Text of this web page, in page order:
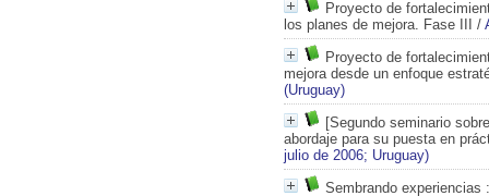
Proyecto de
los planes de mejora. Fase III
/
Proyecto de
mejora desde un enfoque
(Uruguay)
[Segundo seminario
abordaje para su puesta en
julio de 2006; Uruguay)
Sembrando experiencias